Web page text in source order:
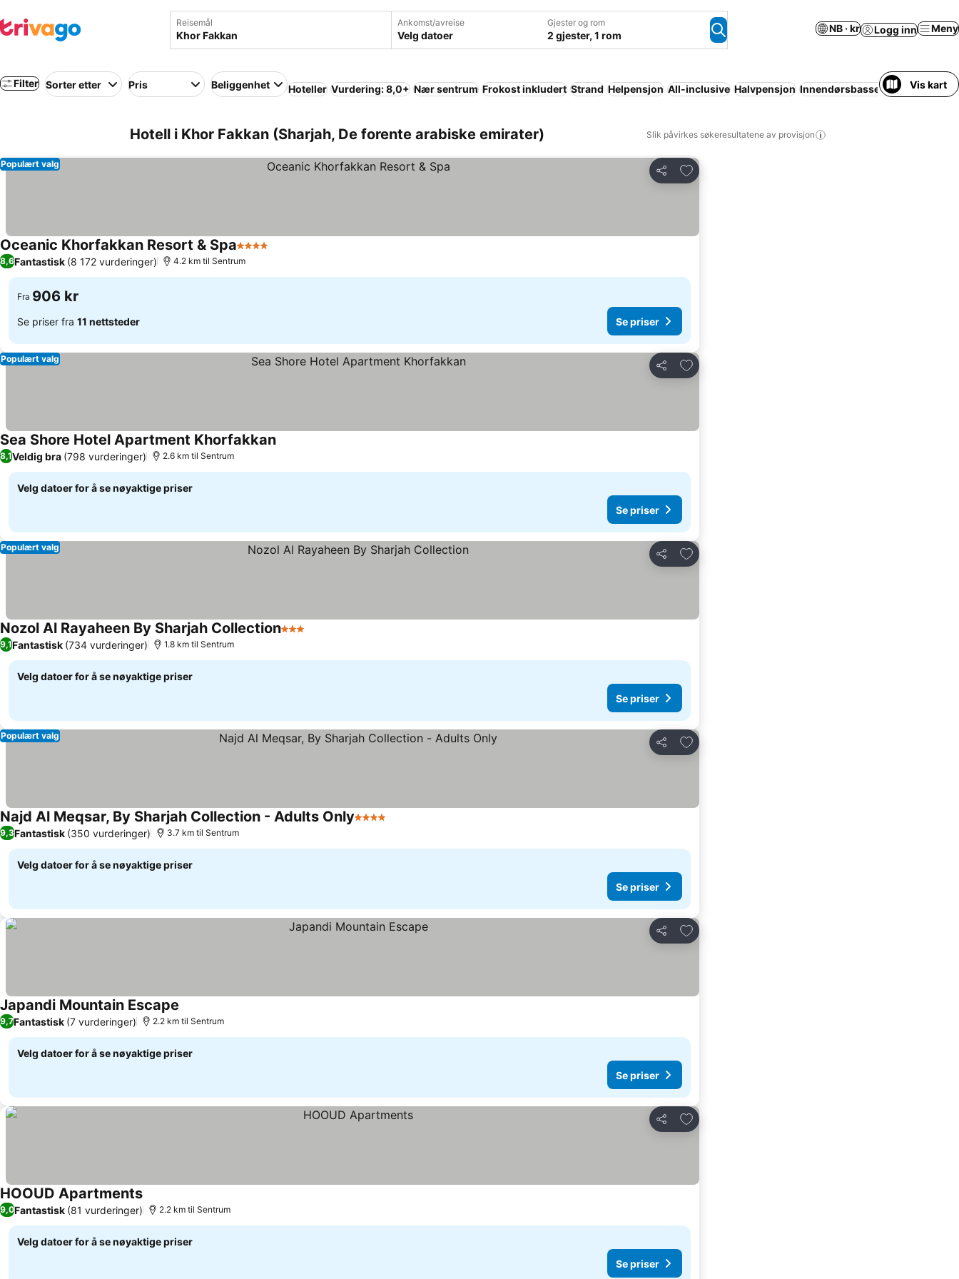
Reisemål Ankomst/avreise
Velg datoer
Gjester og rom
2 gjester, 1 rom
NB · kr Logg inn Meny
Filter Sorter etter Pris Beliggenhet Hoteller Vurdering: 8,0+ Nær sentrum Frokost inkludert Strand Helpensjon All-inclusive Halvpensjon Innendørsbasseng Basseng
Vis kart
Hotell i Khor Fakkan (Sharjah, De forente arabiske emirater) Slik påvirkes søkeresultatene av provisjon
Del
Legg til i favoritter
Populært valg
Oceanic Khorfakkan Resort & Spa4 Stjerner
8,6Fantastisk (8 172 vurderinger) 4.2 km til Sentrum
Fra 906 kr
Se priser fra 11 nettsteder Se priser
Del
Legg til i favoritter
Populært valg
Sea Shore Hotel Apartment Khorfakkan
8,1Veldig bra (798 vurderinger) 2.6 km til Sentrum
Velg datoer for å se nøyaktige priser
Se priser
Del
Legg til i favoritter
Populært valg
Nozol Al Rayaheen By Sharjah Collection3 Stjerner
9,1Fantastisk (734 vurderinger) 1.8 km til Sentrum
Velg datoer for å se nøyaktige priser
Se priser
Del
Legg til i favoritter
Populært valg
Najd Al Meqsar, By Sharjah Collection - Adults Only4 Stjerner
9,3Fantastisk (350 vurderinger) 3.7 km til Sentrum
Velg datoer for å se nøyaktige priser
Se priser
Del
Legg til i favoritter
Japandi Mountain Escape
9,7Fantastisk (7 vurderinger) 2.2 km til Sentrum
Velg datoer for å se nøyaktige priser
Se priser
Del
Legg til i favoritter
HOOUD Apartments
9,0Fantastisk (81 vurderinger) 2.2 km til Sentrum
Velg datoer for å se nøyaktige priser
Se priser